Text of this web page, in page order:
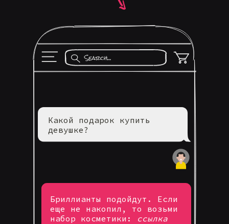
Какой подарок купить
девушке?
Бриллианты подойдут. Если
еще не накопил, то возьми
набор косметики: ссылка